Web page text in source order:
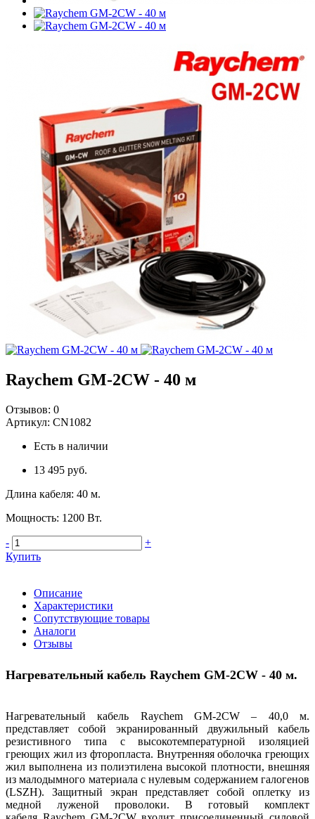
Raychem GM-2CW - 40 м
Отзывов: 0
Артикул: CN1082
Есть в наличии
13 495 руб.
Длина кабеля: 40 м.
Мощность: 1200 Вт.
-
+
Купить
Описание
Характеристики
Сопутствующие товары
Аналоги
Отзывы
Нагревательный кабель Raychem GM-2CW - 40 м.
Нагревательный кабель Raychem GM-2CW – 40,0 м.
представляет собой экранированный двужильный кабель
резистивного типа с высокотемпературной изоляцией
греющих жил из фторопласта. Внутренняя оболочка греющих
жил выполнена из полиэтилена высокой плотности, внешняя
из малодымного материала с нулевым содержанием галогенов
(LSZH). Защитный экран представляет собой оплетку из
медной луженой проволоки. В готовый комплект